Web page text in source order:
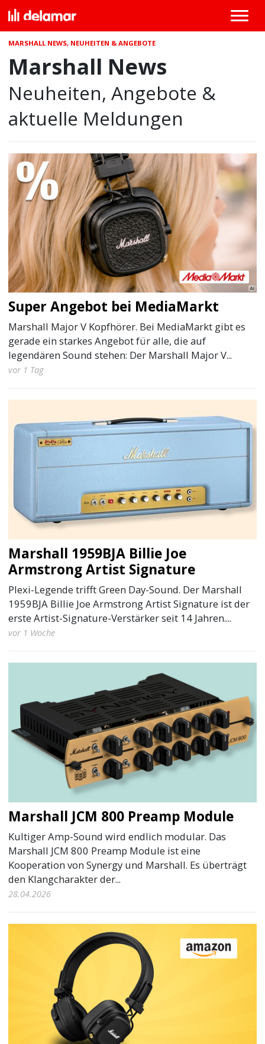
MARSHALL NEWS, NEUHEITEN & ANGEBOTE
Marshall News
Neuheiten, Angebote &
aktuelle Meldungen
Super Angebot bei MediaMarkt
Marshall Major V Kopfhörer. Bei MediaMarkt gibt es
gerade ein starkes Angebot für alle, die auf
legendären Sound stehen: Der Marshall Major V...
vor 1 Tag
Marshall 1959BJA Billie Joe
Armstrong Artist Signature
Plexi-Legende trifft Green Day-Sound. Der Marshall
1959BJA Billie Joe Armstrong Artist Signature ist der
erste Artist-Signature-Verstärker seit 14 Jahren....
vor 1 Woche
Marshall JCM 800 Preamp Module
Kultiger Amp-Sound wird endlich modular. Das
Marshall JCM 800 Preamp Module ist eine
Kooperation von Synergy und Marshall. Es überträgt
den Klangcharakter der...
28.04.2026